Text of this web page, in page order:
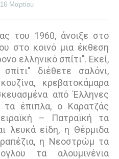
16 Μαρτίου
του 1960, άνοιξε στο
στο κοινό μια έκθεση
ελληνικό σπίτι". Εκεί,
διέθετε σαλόνι,
κρεβατοκάμαρα
από Έλληνες
τα έπιπλα, ο Καρατζάς
– Πατραϊκή τα
λευκά είδη, η Θέρμιδα
η Νεοστρώμ τα
τα αλουμινένια